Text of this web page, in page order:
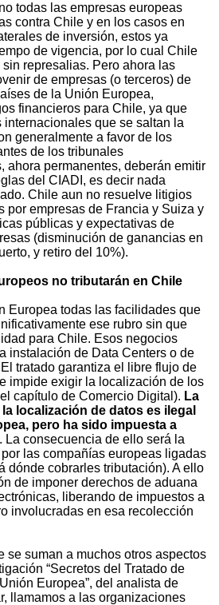
todas las empresas europeas
contra Chile y en los casos en
de inversión, estos ya
de vigencia, por lo cual Chile
represalias. Pero ahora las
de empresas (o terceros) de
de la Unión Europea,
financieros para Chile, ya que
internacionales que se saltan la
generalmente a favor de los
de los tribunales
ahora permanentes, deberán emitir
del CIADI, es decir nada
Chile aun no resuelve litigios
por empresas de Francia y Suiza y
públicas y expectativas de
(disminución de ganancias en
y retiro del 10%).
no tributarán en Chile
Europea todas las facilidades que
ese rubro sin que
para Chile. Esos negocios
instalación de Data Centers o de
tratado garantiza el libre flujo de
impide exigir la localización de los
capítulo de Comercio Digital). La
localización de datos es ilegal
pero ha sido impuesta a
. La consecuencia de ello será la
las compañías europeas ligadas
dónde cobrarles tributación). A ello
de imponer derechos de aduana
liberando de impuestos a
involucradas en esa recolección
se suman a muchos otros aspectos
“Secretos del Tratado de
Europea”, del analista de
llamamos a las organizaciones